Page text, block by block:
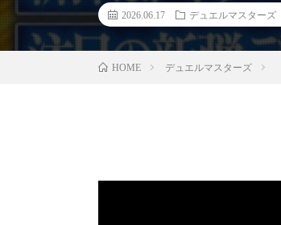
2026.06.17 デュエルマスターズ
HOME デュエルマスターズ